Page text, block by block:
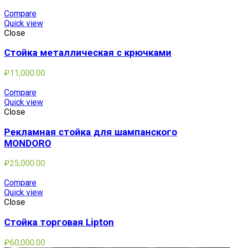
Compare
Quick view
Close
Стойка металлическая с крючками
₽11,000.00
Compare
Quick view
Close
Рекламная стойка для шампанского
MONDORO
₽25,000.00
Compare
Quick view
Close
Стойка торговая Lipton
₽60,000.00